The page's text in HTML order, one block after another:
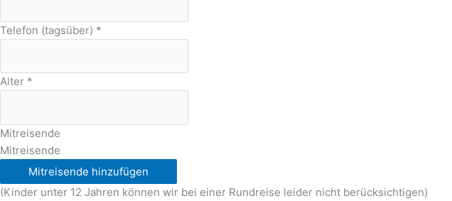
Telefon (tagsüber) *
Alter *
Mitreisende
Mitreisende
Mitreisende hinzufügen
(Kinder unter 12 Jahren können wir bei einer Rundreise leider nicht berücksichtigen)